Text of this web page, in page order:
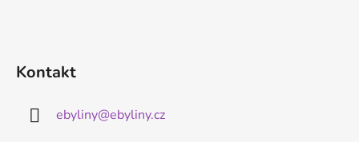
Kontakt
ebyliny@ebyliny.cz